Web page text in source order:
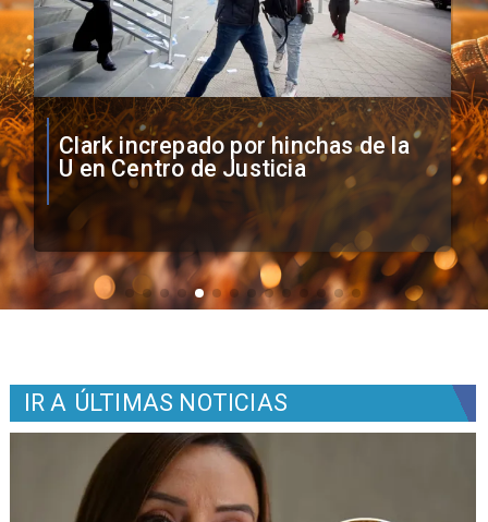
Vozinha firma contrato con Colo
Colo como nuevo arquero
IR A ÚLTIMAS NOTICIAS